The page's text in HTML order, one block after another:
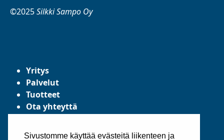
Sivustomme käyttää evästeitä liikenteen ja
©2025Silkki Sampo Oy
Yritys
Palvelut
Tuotteet
Ota yhteyttä
Yleiset toimitusehdot